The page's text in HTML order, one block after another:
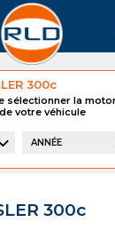
300c
sélectionner la
votre véhicule
ANNÉE
300c